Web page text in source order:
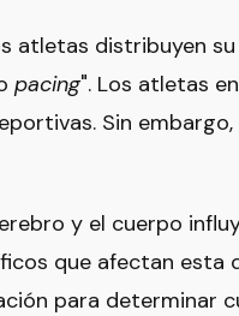
atletas distribuyen
pacing". Los atletas
Sin embargo,
y el cuerpo
que afectan esta
para determinar